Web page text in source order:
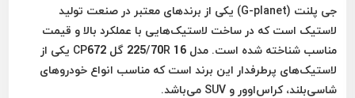
جی پلنت (G-planet)
یکی از برندهای معتبر در صنعت تولید
لاستیک است که در ساخت لاستیک‌هایی با عملکرد بالا و قیمت
مناسب شناخته شده است. مدل 225/70R 16 گل CP672 یکی از
لاستیک‌های پرطرفدار این برند است که مناسب انواع خودروهای
شاسی‌بلند، کراس‌اوور و SUV می‌باشد.